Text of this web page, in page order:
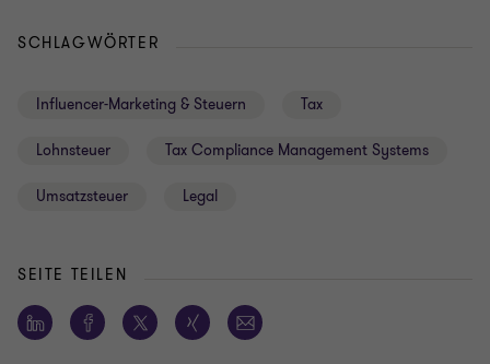
SCHLAGWÖRTER
Influencer-Marketing & Steuern Tax
Lohnsteuer Tax Compliance Management Systems
Umsatzsteuer Legal
SEITE TEILEN